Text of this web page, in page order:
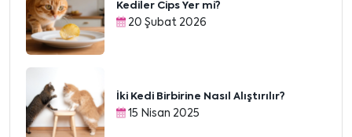
Kediler Cips Yer mi?
20 Şubat 2026
İki Kedi Birbirine Nasıl Alıştırılır?
15 Nisan 2025